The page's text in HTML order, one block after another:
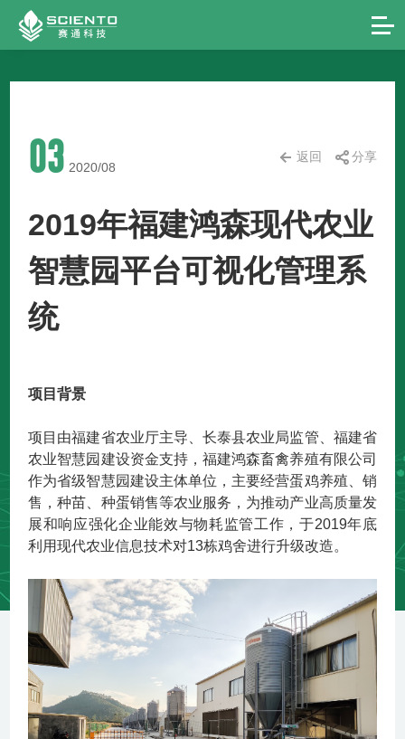
03 2020/08
返回 分享
2019年福建鸿森现代农业
智慧园平台可视化管理系
统
项目背景
项目由福建省农业厅主导、长泰县农业局监管、福建省
农业智慧园建设资金支持，福建鸿森畜禽养殖有限公司
作为省级智慧园建设主体单位，主要经营蛋鸡养殖、销
售，种苗、种蛋销售等农业服务，为推动产业高质量发
展和响应强化企业能效与物耗监管工作，于2019年底
利用现代农业信息技术对13栋鸡舍进行升级改造。